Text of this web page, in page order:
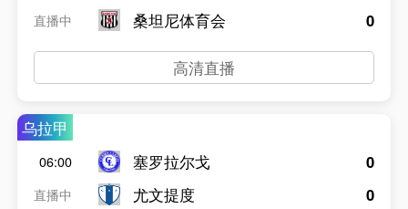
直播中
桑坦尼体育会
0
高清直播
乌拉甲
06:00
直播中
塞罗拉尔戈
尤文提度
0
0